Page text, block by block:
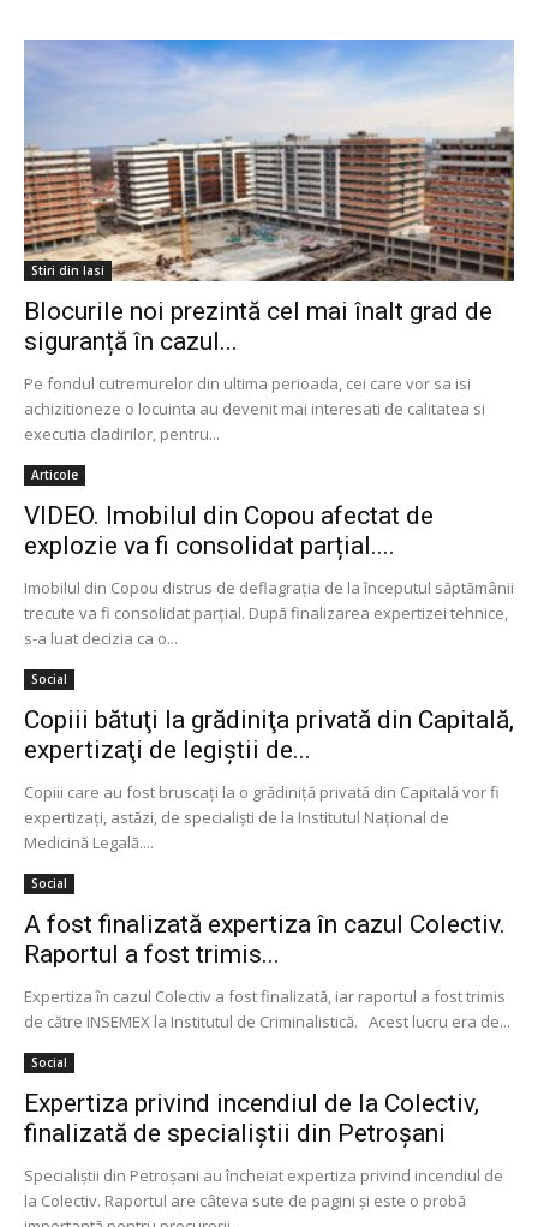
Stiri din Iasi
Blocurile noi prezintă cel mai înalt grad de
siguranță în cazul...
Pe fondul cutremurelor din ultima perioada, cei care vor sa isi
achizitioneze o locuinta au devenit mai interesati de calitatea si
executia cladirilor, pentru...
Articole
VIDEO. Imobilul din Copou afectat de
explozie va fi consolidat parțial....
Imobilul din Copou distrus de deflagrația de la începutul săptămânii
trecute va fi consolidat parțial. După finalizarea expertizei tehnice,
s-a luat decizia ca o...
Social
Copiii bătuţi la grădiniţa privată din Capitală,
expertizaţi de legiştii de...
Copiii care au fost bruscaţi la o grădiniţă privată din Capitală vor fi
expertizaţi, astăzi, de specialişti de la Institutul Naţional de
Medicină Legală....
Social
A fost finalizată expertiza în cazul Colectiv.
Raportul a fost trimis...
Expertiza în cazul Colectiv a fost finalizată, iar raportul a fost trimis
de către INSEMEX la Institutul de Criminalistică. Acest lucru era de...
Social
Expertiza privind incendiul de la Colectiv,
finalizată de specialiștii din Petroșani
Specialiştii din Petroşani au încheiat expertiza privind incendiul de
la Colectiv. Raportul are câteva sute de pagini şi este o probă